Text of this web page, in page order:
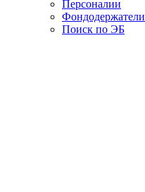
Персоналии
Фондодержатели
Поиск по ЭБ